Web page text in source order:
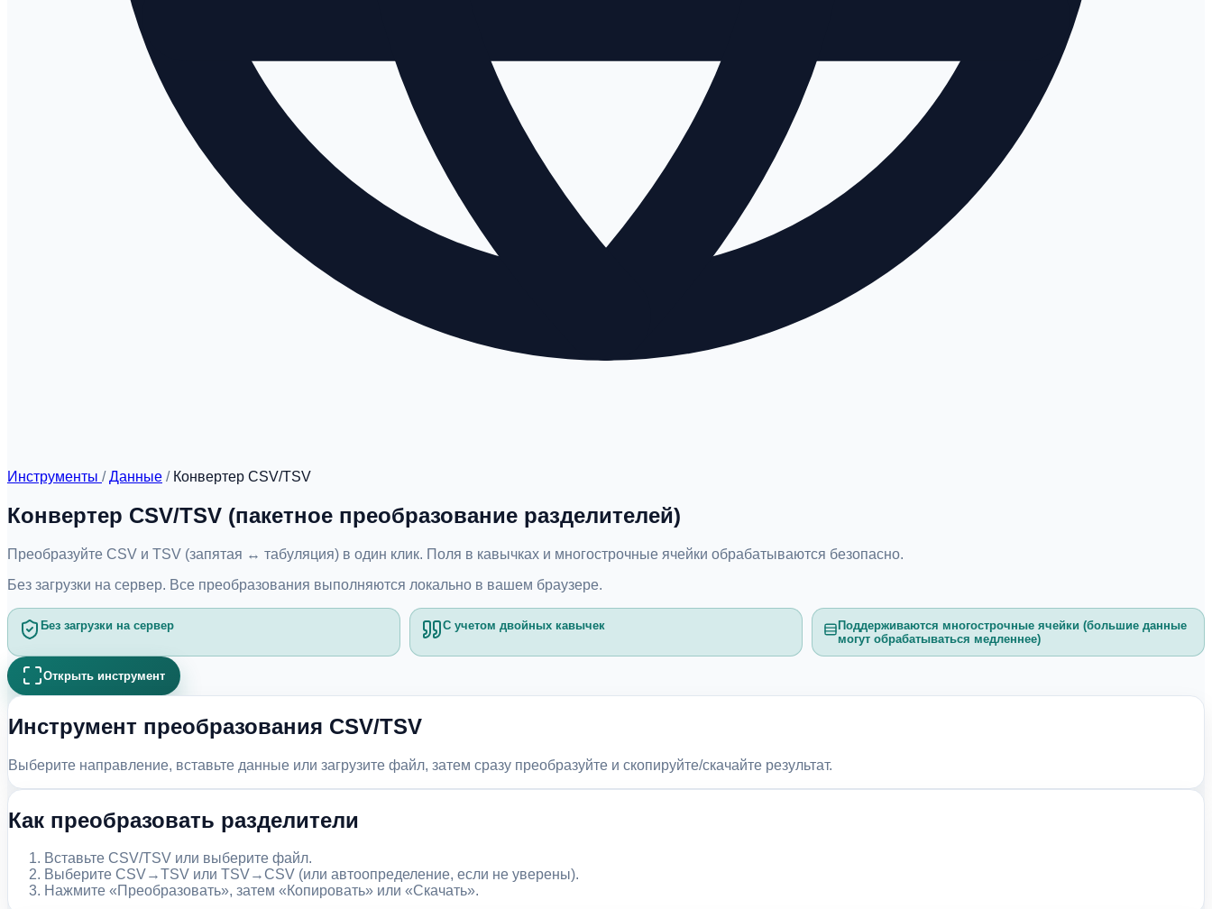
Инструменты / Данные / Конвертер CSV/TSV
Конвертер CSV/TSV (пакетное преобразование разделителей)
Преобразуйте CSV и TSV (запятая ↔ табуляция) в один клик. Поля в кавычках и многострочные ячейки обрабатываются безопасно.
Без загрузки на сервер. Все преобразования выполняются локально в вашем браузере.
Без загрузки на сервер С учетом двойных кавычек
Поддерживаются многострочные ячейки (большие данные
могут обрабатываться медленнее)
Открыть инструмент
Инструмент преобразования CSV/TSV
Выберите направление, вставьте данные или загрузите файл, затем сразу преобразуйте и скопируйте/скачайте результат.
Как преобразовать разделители
Вставьте CSV/TSV или выберите файл.
Выберите CSV→TSV или TSV→CSV (или автоопределение, если не уверены).
Нажмите «Преобразовать», затем «Копировать» или «Скачать».